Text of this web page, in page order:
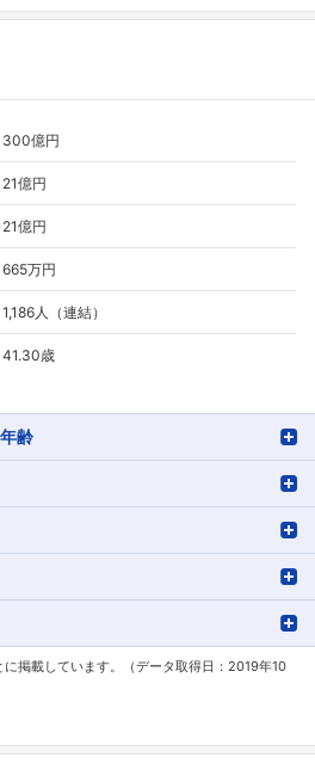
300億円
21億円
21億円
665万円
1,186人（連結）
41.30歳
齢
掲載しています。（データ取得日：2019年10